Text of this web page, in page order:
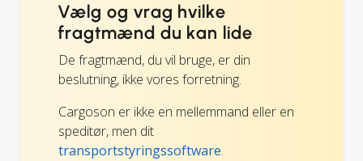
Vælg og vrag hvilke
fragtmænd du kan lide
De fragtmænd, du vil bruge, er din
beslutning, ikke vores forretning.
Cargoson er ikke en mellemmand eller en
speditør, men dit
transportstyringssoftware.